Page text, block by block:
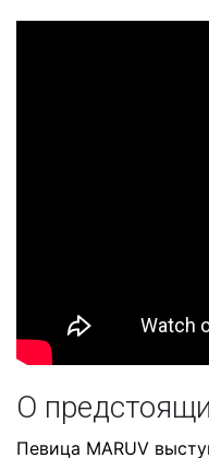
О
Певица MARUV